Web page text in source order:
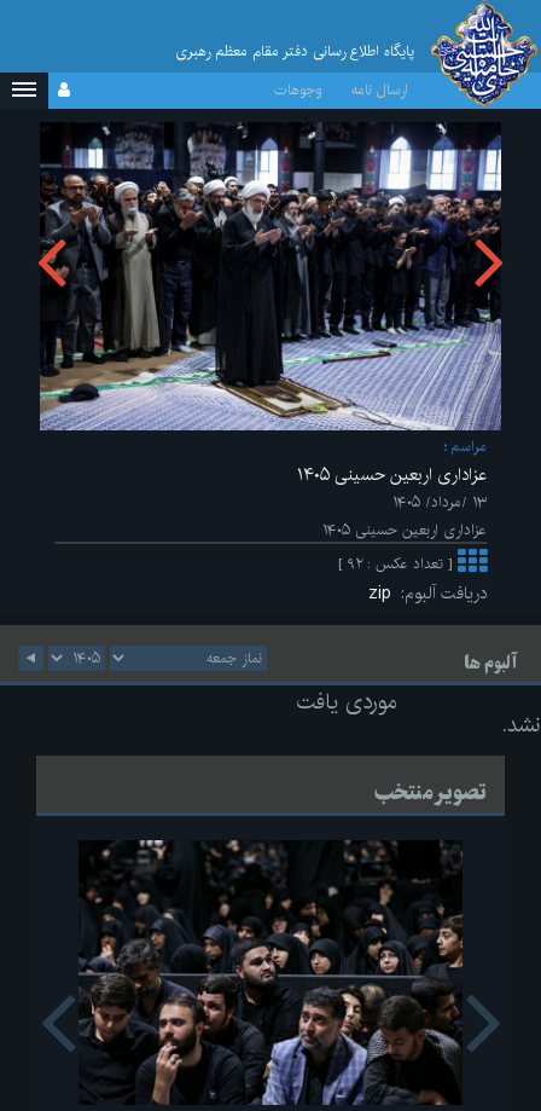
پایگاه اطلاع رسانی دفتر مقام معظم رهبری
ارسال نامه
وجوهات
مراسم
عزاداری اربعین حسینی ۱۴۰۵
۱۳ /مرداد/ ۱۴۰۵
عزاداری اربعین حسینی ۱۴۰۵
[ تعداد عکس : ۹۲ ]
دریافت آلبوم:
آلبوم ها
موردی یافت
نشد.
تصویر منتخب
Next